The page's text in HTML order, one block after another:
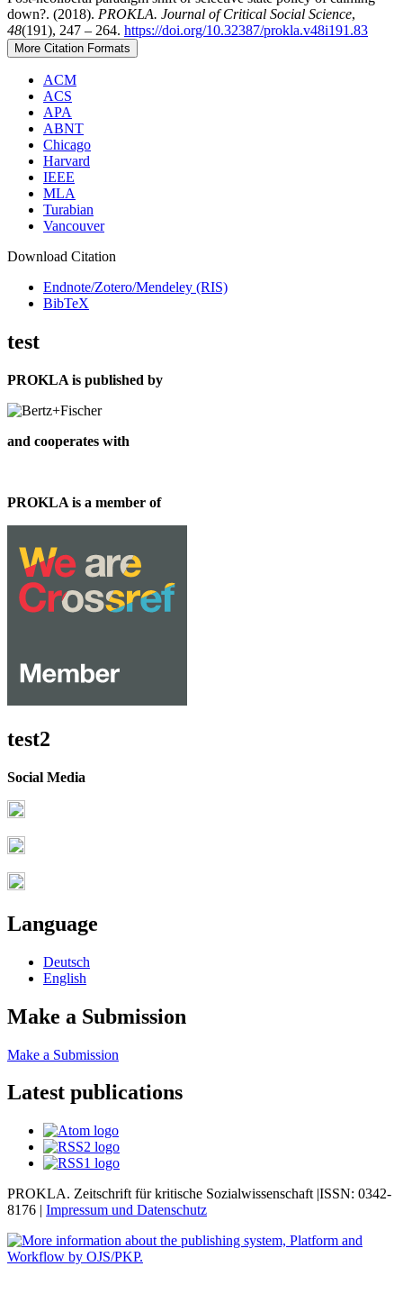
down?. (2018). PROKLA. Journal of Critical Social Science,
48(191), 247 – 264. https://doi.org/10.32387/prokla.v48i191.83
More Citation Formats
ACM
ACS
APA
ABNT
Chicago
Harvard
IEEE
MLA
Turabian
Vancouver
Download Citation
Endnote/Zotero/Mendeley (RIS)
BibTeX
test
PROKLA is published by
and cooperates with
PROKLA is a member of
test2
Social Media
Language
Deutsch
English
Make a Submission
Make a Submission
Latest publications
PROKLA. Zeitschrift für kritische Sozialwissenschaft |ISSN: 0342-
8176 | Impressum und Datenschutz